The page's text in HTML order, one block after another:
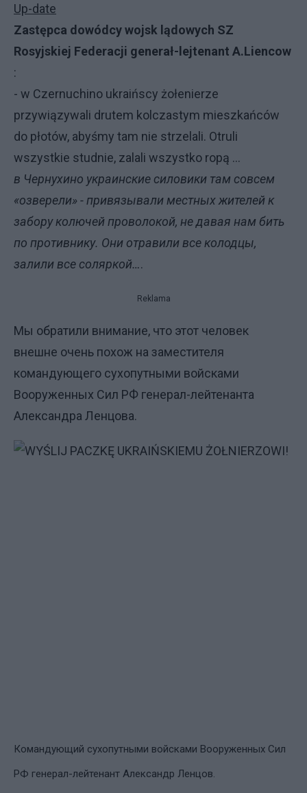
Стаханова. Там у них пусто, а у нас все в наличии.
удар и фронт рассыпется, а в котлах будут
российские намники.Это все лежит за пределами
понимания
Up-date
Zastępca dowódcy wojsk lądowych SZ
Rosyjskiej Federacji generał-lejtenant A.Liencow
:
- w Czernuchino ukraińscy żołenierze
przywiązywali drutem kolczastym mieszkańców
do płotów, abyśmy tam nie strzelali. Otruli
wszystkie studnie, zalali wszystko ropą ...
в Чернухино украинские силовики там совсем
«озверели» - привязывали местных жителей к
забору колючей проволокой, не давая нам бить
по противнику. Они отравили все колодцы,
залили все соляркой….
Reklama
Мы обратили внимание, что этот человек
внешне очень похож на заместителя
командующего сухопутными войсками
Вооруженных Сил РФ генерал-лейтенанта
Александра Ленцова.
Командующий сухопутными войсками Вооруженных Сил
РФ генерал-лейтенант Александр Ленцов.